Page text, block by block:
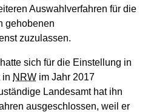
Auswahlverfahren für die
gehobenen
zuzulassen.
sich für die Einstellung in
in NRW im Jahr 2017
Landesamt hat ihn
ausgeschlossen, weil er